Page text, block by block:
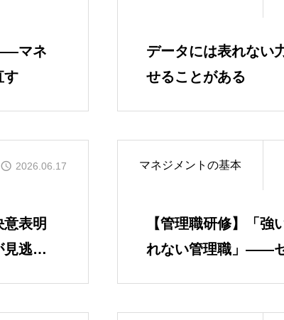
マネ
す
データには表れない
せることがある
2026.06.17
意表明
逃す
マネジメントの基本
【管理職研修】「強
れない管理職」――